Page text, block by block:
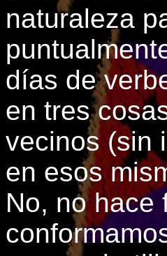
naturaleza
días de
en tres
vecinos (sin
en esos
No, no hace